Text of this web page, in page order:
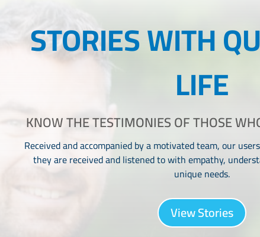
STORIES WITH
LIFE
KNOW THE TESTIMONIES OF THOSE
Received and accompanied by a motivated team, our
they are received and listened to with empathy,
unique needs.
View Stories